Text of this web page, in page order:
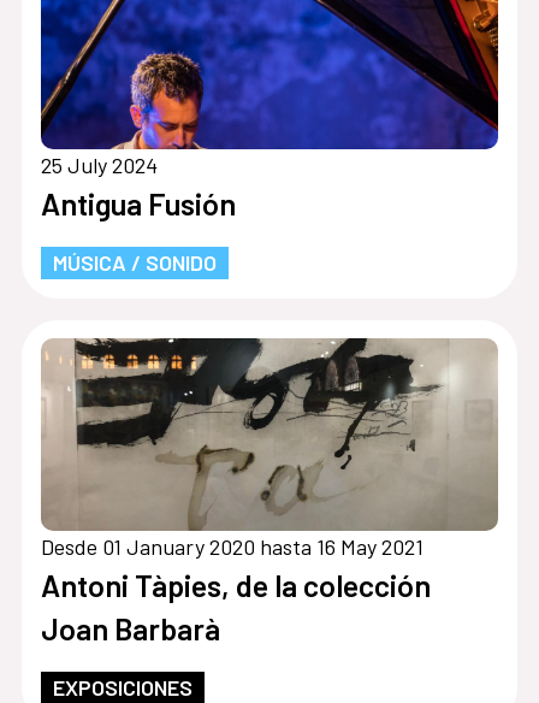
25 July 2024
Antigua Fusión
MÚSICA / SONIDO
Desde 01 January 2020 hasta 16 May 2021
Antoni Tàpies, de la colección
Joan Barbarà
EXPOSICIONES